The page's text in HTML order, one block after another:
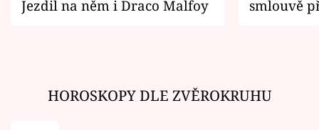
Jezdil na něm i Draco Malfoy
smlouvě
HOROSKOPY DLE ZVĚROKRUHU